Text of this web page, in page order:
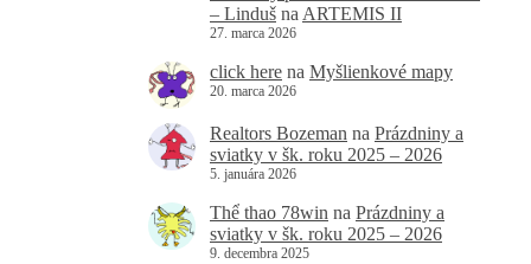
– Linduš naARTEMIS II
27. marca 2026
click here na Myšlienkové mapy
20. marca 2026
Realtors Bozeman na Prázdniny a
sviatky v šk. roku 2025 – 2026
5. januára 2026
Thể thao 78win na Prázdniny a
sviatky v šk. roku 2025 – 2026
9. decembra 2025